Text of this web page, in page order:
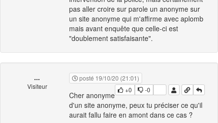
pas aller croire sur parole un anonyme sur
un site anonyme qui m'affirme avec aplomb
mais avant enquête que celle-ci est
"doublement satisfaisante".
...
Visiteur
posté 19/10/20 (21:01)
+0
-0
Cher anonyme
d'un site anonyme, peux tu préciser ce qu'il
aurait fallu faire en amont dans ce cas ?